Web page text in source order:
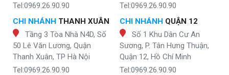
Tel:0969.26.90.90
CHI NHÁNH THANH XUÂN
Tầng 3 Tòa Nhà N4D, Số
50 Lê Văn Lương, Quận
Thanh Xuân, TP Hà Nội
Tel:0969.26.90.90
Tel:0969.26.90.90
CHI NHÁNH QUẬN 12
Số 1 Khu Dân Cư An
Sương, P. Tân Hưng Thuận,
Quận 12, Hồ Chí Minh
Tel:0969.26.90.90